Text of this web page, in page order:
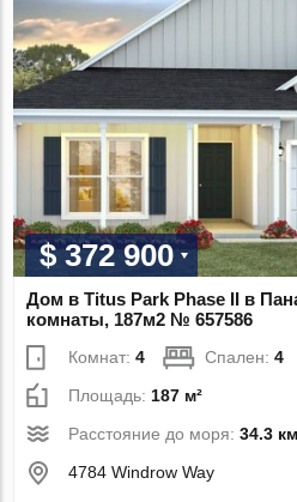
$ 372 900
Дом в Titus Park Phase II в
комнаты, 187м2 № 657586
Комнат:4 Спален:4
Площадь: 187 м²
Расстояние до моря:34.3 км
4784 Windrow Way